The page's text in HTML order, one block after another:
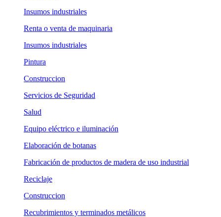
Insumos industriales
Renta o venta de maquinaria
Insumos industriales
Pintura
Construccion
Servicios de Seguridad
Salud
Equipo eléctrico e iluminación
Elaboración de botanas
Fabricación de productos de madera de uso industrial
Reciclaje
Construccion
Recubrimientos y terminados metálicos